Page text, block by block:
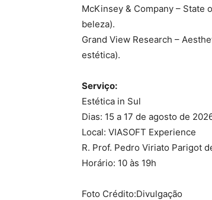
McKinsey & Company – State
beleza).
Grand View Research –
estética).
Serviço:
Estética in Sul
Dias: 15 a 17 de agosto de
Local: VIASOFT Experience
R. Prof. Pedro Viriato Parigot
Horário: 10 às 19h
Foto Crédito:Divulgação